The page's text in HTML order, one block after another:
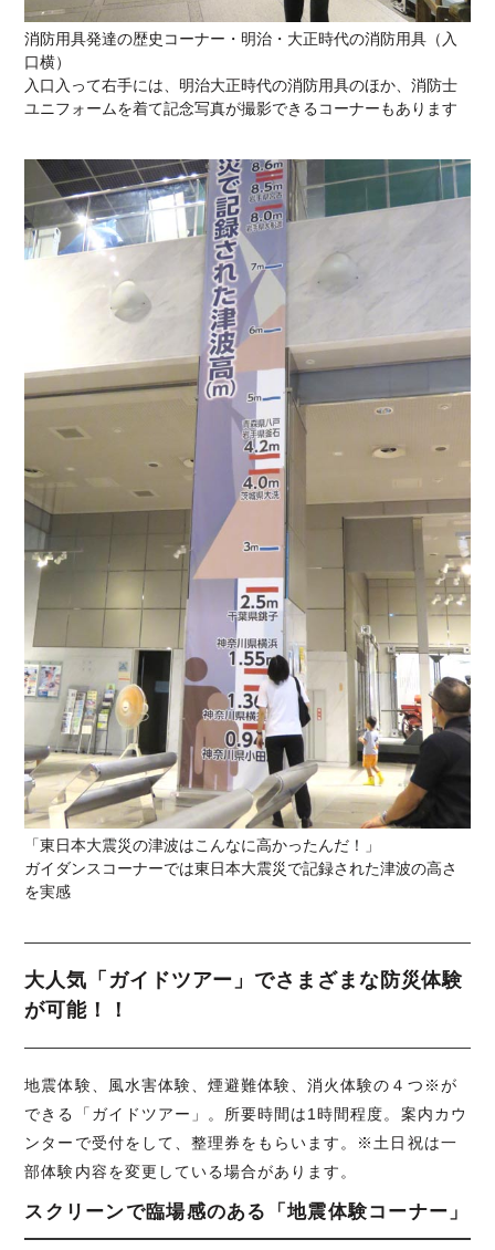
消防用具発達の歴史コーナー・明治・大正時代の消防用具（入
口横）
入口入って右手には、明治大正時代の消防用具のほか、消防士
ユニフォームを着て記念写真が撮影できるコーナーもあります
「東日本大震災の津波はこんなに高かったんだ！」
ガイダンスコーナーでは東日本大震災で記録された津波の高さ
を実感
大人気「ガイドツアー」でさまざまな防災体験
が可能！！
地震体験、風水害体験、煙避難体験、消火体験の４つ※が
できる「ガイドツアー」。所要時間は1時間程度。案内カウ
ンターで受付をして、整理券をもらいます。※土日祝は一
部体験内容を変更している場合があります。
スクリーンで臨場感のある「地震体験コーナー」